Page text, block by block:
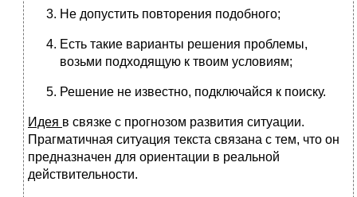
Не допустить повторения подобного;
Есть такие варианты решения проблемы,
возьми подходящую к твоим условиям;
Решение не известно, подключайся к поиску.
Идея в связке с прогнозом развития ситуации.
Прагматичная ситуация текста связана с тем, что он
предназначен для ориентации в реальной
действительности.